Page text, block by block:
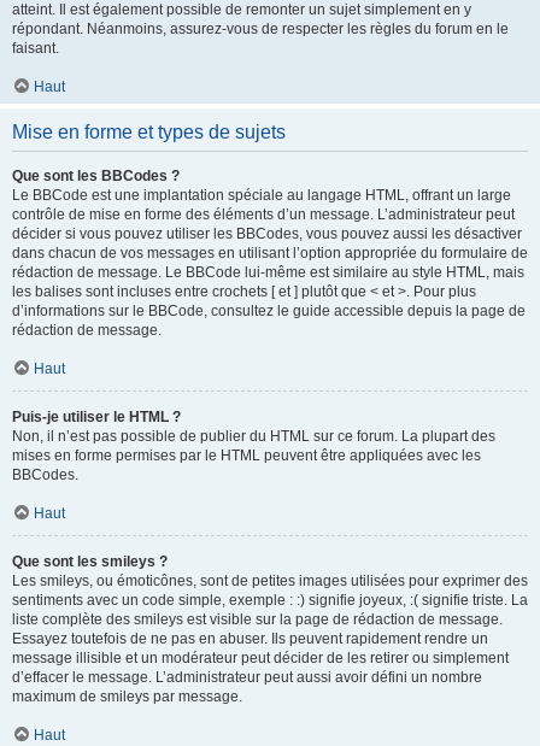
atteint. Il est également possible de remonter un sujet simplement en y
répondant. Néanmoins, assurez-vous de respecter les règles du forum en le
faisant.
Haut
Mise en forme et types de sujets
Que sont les BBCodes ?
Le BBCode est une implantation spéciale au langage HTML, offrant un large
contrôle de mise en forme des éléments d’un message. L’administrateur peut
décider si vous pouvez utiliser les BBCodes, vous pouvez aussi les désactiver
dans chacun de vos messages en utilisant l’option appropriée du formulaire de
rédaction de message. Le BBCode lui-même est similaire au style HTML, mais
les balises sont incluses entre crochets [ et ] plutôt que < et >. Pour plus
d’informations sur le BBCode, consultez le guide accessible depuis la page de
rédaction de message.
Haut
Puis-je utiliser le HTML ?
Non, il n’est pas possible de publier du HTML sur ce forum. La plupart des
mises en forme permises par le HTML peuvent être appliquées avec les
BBCodes.
Haut
Que sont les smileys ?
Les smileys, ou émoticônes, sont de petites images utilisées pour exprimer des
sentiments avec un code simple, exemple : :) signifie joyeux, :( signifie triste. La
liste complète des smileys est visible sur la page de rédaction de message.
Essayez toutefois de ne pas en abuser. Ils peuvent rapidement rendre un
message illisible et un modérateur peut décider de les retirer ou simplement
d’effacer le message. L’administrateur peut aussi avoir défini un nombre
maximum de smileys par message.
Haut